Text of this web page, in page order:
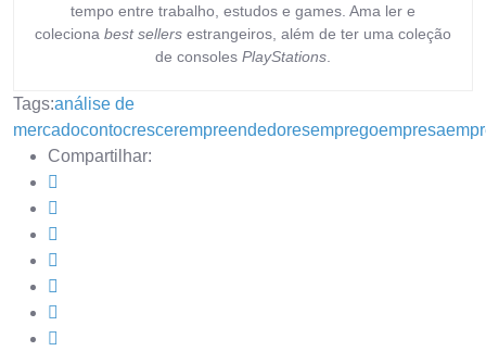
tempo entre trabalho, estudos e games. Ama ler e
coleciona best sellers estrangeiros, além de ter uma coleção
de consoles PlayStations
Tags:análise de
mercadocontocrescerempreendedoresempregoempresa
Compartilhar: